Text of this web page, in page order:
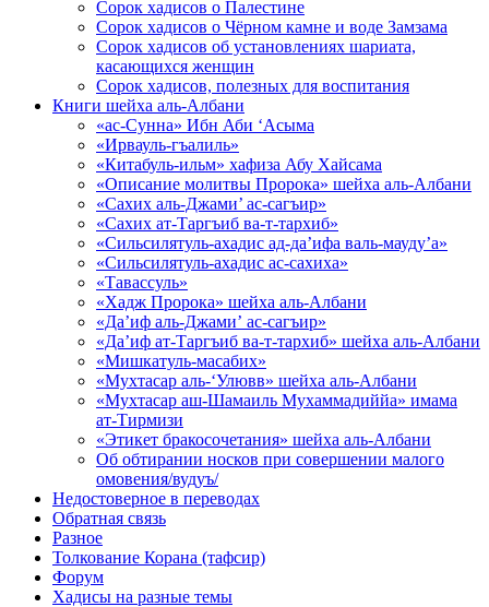
Сорок хадисов о Палестине
Сорок хадисов о Чёрном камне и воде Замзама
Сорок хадисов об установлениях шариата,
касающихся женщин
Сорок хадисов, полезных для воспитания
Книги шейха аль-Албани
«ас-Сунна» Ибн Аби ‘Асыма
«Ирвауль-гъалиль»
«Китабуль-ильм» хафиза Абу Хайсама
«Описание молитвы Пророка» шейха аль-Албани
«Сахих аль-Джами’ ас-сагъир»
«Сахих ат-Таргъиб ва-т-тархиб»
«Сильсилятуль-ахадис ад-да’ифа валь-мауду’а»
«Сильсилятуль-ахадис ас-сахиха»
«Тавассуль»
«Хадж Пророка» шейха аль-Албани
«Да’иф аль-Джами’ ас-сагъир»
«Да’иф ат-Таргъиб ва-т-тархиб» шейха аль-Албани
«Мишкатуль-масабих»
«Мухтасар аль-‘Улювв» шейха аль-Албани
«Мухтасар аш-Шамаиль Мухаммадиййа» имама
ат-Тирмизи
«Этикет бракосочетания» шейха аль-Албани
Об обтирании носков при совершении малого
омовения/вудуъ/
Недостоверное в переводах
Обратная связь
Разное
Толкование Корана (тафсир)
Форум
Хадисы на разные темы